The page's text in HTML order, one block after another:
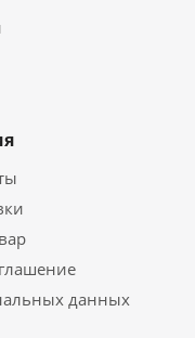
данных